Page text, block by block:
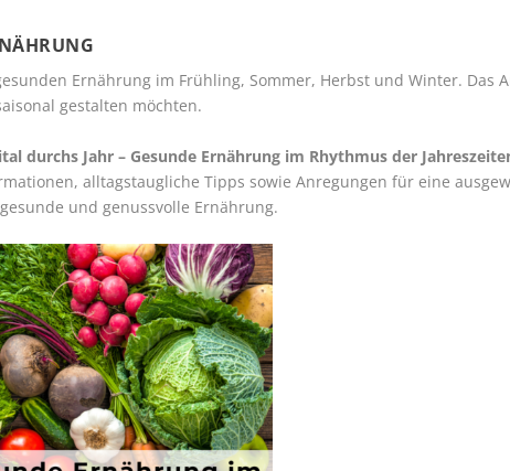
Ernährung im Frühling, Sommer, Herbst und Winter. Das
gestalten möchten.
durchs Jahr – Gesunde Ernährung im Rhythmus der
alltagstaugliche Tipps sowie Anregungen für eine
und genussvolle Ernährung.